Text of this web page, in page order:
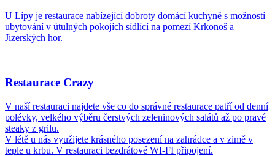
U Lípy je restaurace nabízející dobroty domácí kuchyně s možností
ubytování v útulných pokojích sídlící na pomezí Krkonoš a
Jizerských hor.
Restaurace Crazy
V naší restauraci najdete vše co do správné restaurace patří od denní
polévky, velkého výběru čerstvých zeleninových salátů až po pravé
steaky z grilu.
V létě u nás využijete krásného posezení na zahrádce a v zimě v
teple u krbu. V restauraci bezdrátové WI-FI připojení.